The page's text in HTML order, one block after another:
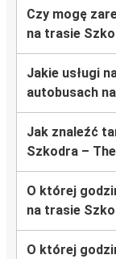
Czy mogę
na trasie
Jakie usługi
autobusach
Jak znaleźć
Szkodra –
O której
na trasie
O której